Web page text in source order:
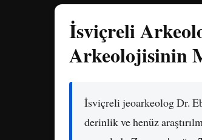
İsviçreli
Arkeolojisinin
İsviçreli jeoarkeolog Dr.
derinlik ve henüz